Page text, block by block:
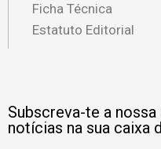
Ficha Técnica
Estatuto Editorial
Subscreva-te a
notícias na sua caixa